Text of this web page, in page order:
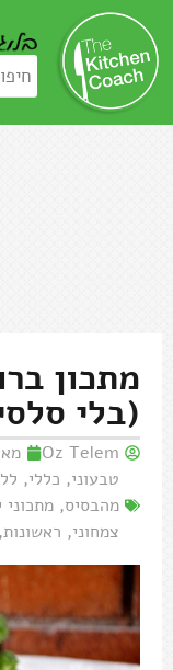
מתכון
(בלי
Oz Telem מאי 19,
טבעוני, כללי,
מהבסיס, מתכוני
צמחוני, ראשונות,